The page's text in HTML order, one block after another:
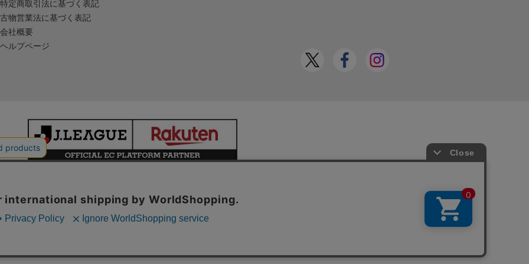
特定商取引法に基づく表記
古物営業法に基づく表記
会社概要
ヘルプページ
本サイトで使用している文章・画像等の無断での複製・転載を禁止します。
© JAPAN PROFESSIONAL FOOTBALL LEAGUE Rakuten Group, Inc.
ALL RIGHTS RESERVED.